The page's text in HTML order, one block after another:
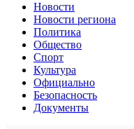
Новости
Новости региона
Политика
Общество
Спорт
Культура
Официально
Безопасность
Документы